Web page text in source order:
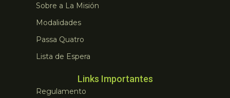
Sobre a La Misión
Modalidades
Passa Quatro
Lista de Espera
Links Importantes
Regulamento